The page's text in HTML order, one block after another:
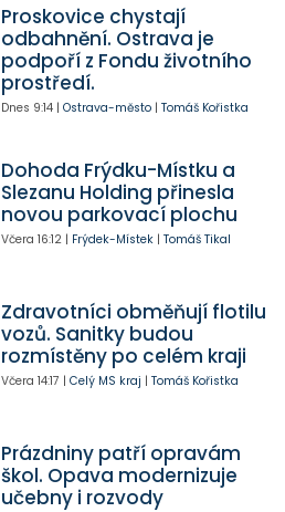
Proskovice chystají
odbahnění. Ostrava je
podpoří z Fondu životního
prostředí.
Dnes 9:14| Ostrava-město| Tomáš Kořistka
Dohoda Frýdku-Místku a
Slezanu Holding přinesla
novou parkovací plochu
Včera 16:12| Frýdek-Místek| Tomáš Tikal
Zdravotníci obměňují flotilu
vozů. Sanitky budou
rozmístěny po celém kraji
Včera 14:17 | Celý MS kraj | Tomáš Kořistka
Prázdniny patří opravám
škol. Opava modernizuje
učebny i rozvody